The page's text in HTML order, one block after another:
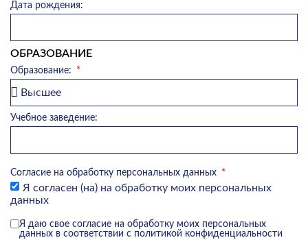
Дата рождения:
ОБРАЗОВАНИЕ
Образование:
Учебное заведение:
Согласие на обработку персональных данных
Я согласен (на) на обработку моих персональных
данных
Я даю свое согласие на обработку моих персональных
данных в соответствии с политикой конфиденциальности